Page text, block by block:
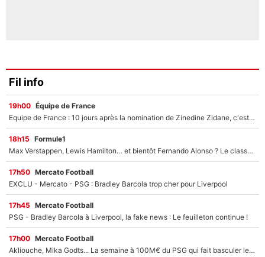
Fil info
19h00 Équipe de France
Equipe de France : 10 jours après la nomination de Zinedine Zidane, c'est au tour de son fils de prendre un nouveau départ !
18h15 Formule1
Max Verstappen, Lewis Hamilton… et bientôt Fernando Alonso ? Le classement des pilotes les mieux payés en Formule 1 risque de changer !
17h50 Mercato Football
EXCLU - Mercato - PSG : Bradley Barcola trop cher pour Liverpool
17h45 Mercato Football
PSG - Bradley Barcola à Liverpool, la fake news : Le feuilleton continue !
17h00 Mercato Football
Akliouche, Mika Godts... La semaine à 100M€ du PSG qui fait basculer le mercato du PSG !